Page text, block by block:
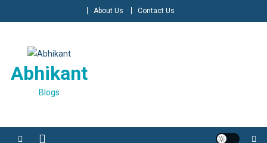
to
About Us Contact Us
Abhikant
Blogs